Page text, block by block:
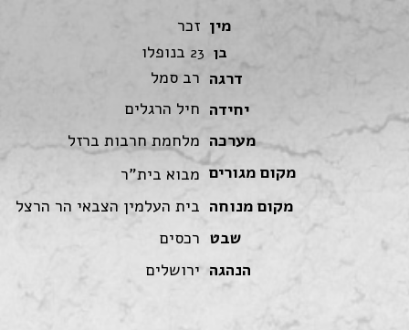
מין זכר
בן 23 בנופלו
דרגה
רב סמל
יחידה
חיל הרגלים
מערכה
מלחמת חרבות ברזל
מקום מגורים
מבוא בית"ר
מקום מנוחה
בית העלמין הצבאי הר הרצל
שבט
רכסים
הנהגה ירושלים